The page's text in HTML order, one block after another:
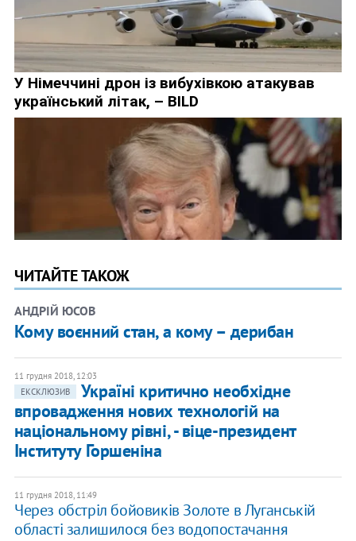
ЧИТАЙТЕ ТАКОЖ
АНДРІЙ ЮСОВ
Кому воєнний стан, а кому – дерибан
11 грудня 2018, 12:03
ЕКСКЛЮЗИВ
Україні критично необхідне
впровадження нових технологій на
національному рівні, - віце-президент
Інституту Горшеніна
11 грудня 2018, 11:49
Через обстріл бойовиків Золоте в Луганській
області залишилося без водопостачання